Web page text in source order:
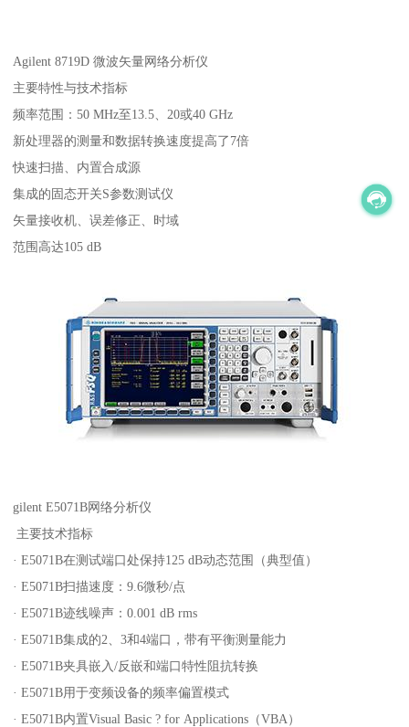
Agilent 8719D 微波矢量网络分析仪
主要特性与技术指标
频率范围：50 MHz至13.5、20或40 GHz
新处理器的测量和数据转换速度提高了7倍
快速扫描、内置合成源
集成的固态开关S参数测试仪
矢量接收机、误差修正、时域
范围高达105 dB
gilent E5071B网络分析仪
主要技术指标
· E5071B在测试端口处保持125 dB动态范围（典型值）
· E5071B扫描速度：9.6微秒/点
· E5071B迹线噪声：0.001 dB rms
· E5071B集成的2、3和4端口，带有平衡测量能力
· E5071B夹具嵌入/反嵌和端口特性阻抗转换
· E5071B用于变频设备的频率偏置模式
· E5071B内置Visual Basic ? for Applications（VBA）